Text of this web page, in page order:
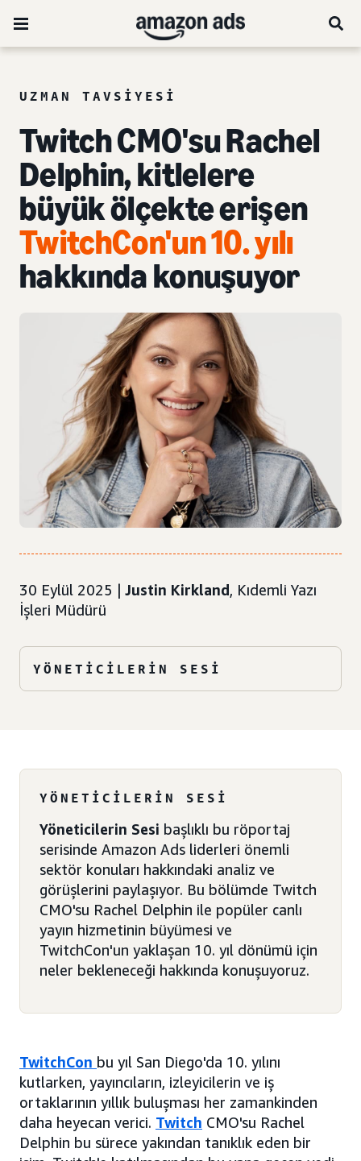
UZMAN TAVSIYESI
Twitch CMO'su Rachel
Delphin, kitlelere
büyük ölçekte erişen
TwitchCon'un 10. yılı
hakkında konuşuyor
30 Eylül 2025 | Justin Kirkland, Kıdemli Yazı
İşleri Müdürü
YÖNETICILERIN SESI
YÖNETICILERIN SESI
Yöneticilerin Sesi başlıklı bu röportaj
serisinde Amazon Ads liderleri önemli
sektör konuları hakkındaki analiz ve
görüşlerini paylaşıyor. Bu bölümde Twitch
CMO'su Rachel Delphin ile popüler canlı
yayın hizmetinin büyümesi ve
TwitchCon'un yaklaşan 10. yıl dönümü için
neler bekleneceği hakkında konuşuyoruz.
TwitchCon bu yıl San Diego'da 10. yılını
kutlarken, yayıncıların, izleyicilerin ve iş
ortaklarının yıllık buluşması her zamankinden
daha heyecan verici. Twitch CMO'su Rachel
Delphin bu sürece yakından tanıklık eden bir